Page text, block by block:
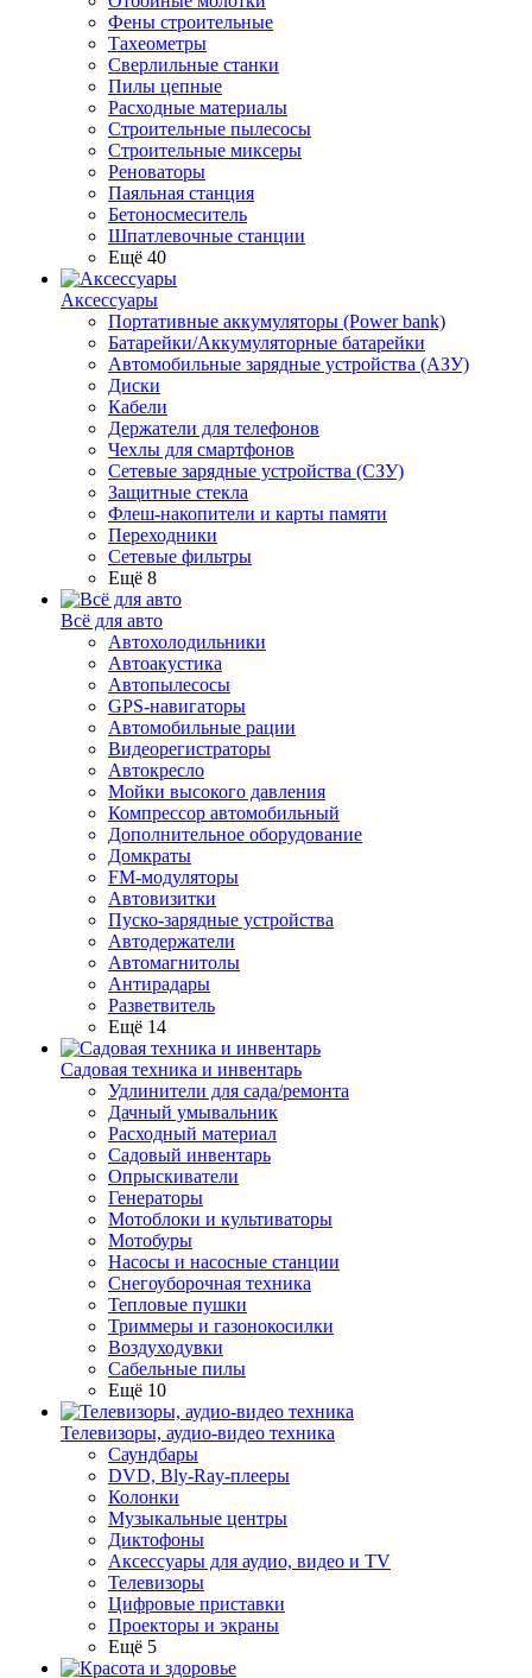
Фены строительные
Тахеометры
Сверлильные станки
Пилы цепные
Расходные материалы
Строительные пылесосы
Строительные миксеры
Реноваторы
Паяльная станция
Бетоносмеситель
Шпатлевочные станции
Ещё 40
Аксессуары
Портативные аккумуляторы (Power bank)
Батарейки/Аккумуляторные батарейки
Автомобильные зарядные устройства (АЗУ)
Диски
Кабели
Держатели для телефонов
Чехлы для смартфонов
Сетевые зарядные устройства (СЗУ)
Защитные стекла
Флеш-накопители и карты памяти
Переходники
Сетевые фильтры
Ещё 8
Всё для авто
Автохолодильники
Автоакустика
Автопылесосы
GPS-навигаторы
Автомобильные рации
Видеорегистраторы
Автокресло
Мойки высокого давления
Компрессор автомобильный
Дополнительное оборудование
Домкраты
FM-модуляторы
Автовизитки
Пуско-зарядные устройства
Автодержатели
Автомагнитолы
Антирадары
Разветвитель
Ещё 14
Садовая техника и инвентарь
Удлинители для сада/ремонта
Дачный умывальник
Расходный материал
Садовый инвентарь
Опрыскиватели
Генераторы
Мотоблоки и культиваторы
Мотобуры
Насосы и насосные станции
Снегоуборочная техника
Тепловые пушки
Триммеры и газонокосилки
Воздуходувки
Сабельные пилы
Ещё 10
Телевизоры, аудио-видео техника
Саундбары
DVD, Bly-Ray-плееры
Колонки
Музыкальные центры
Диктофоны
Аксессуары для аудио, видео и TV
Телевизоры
Цифровые приставки
Проекторы и экраны
Ещё 5